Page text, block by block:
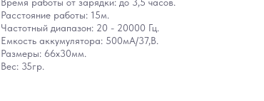
Расстояние работы: 15м.
Частотный диапазон: 20 - 20000 Гц.
Емкость аккумулятора: 500мА/37,В.
Размеры: 66х30мм.
Вес: 35гр.